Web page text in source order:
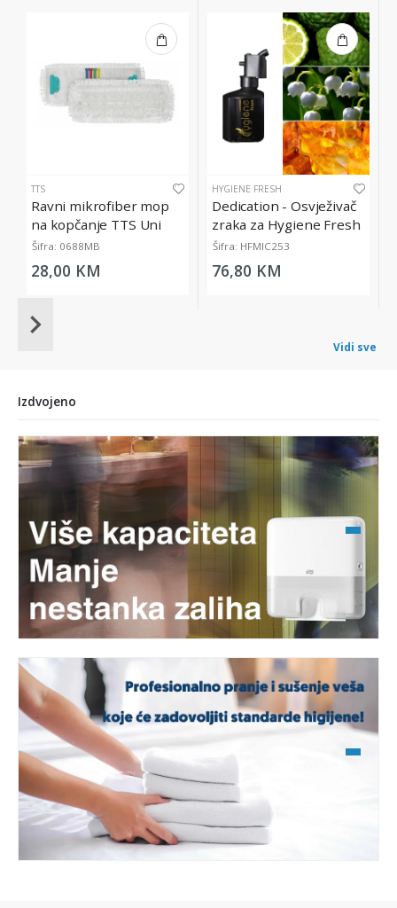
TTS
Ravni mikrofiber mop
na kopčanje TTS Uni
System
Šifra: 0688MB
28,00 KM
HYGIENE FRESH
Dedication - Osvježivač
zraka za Hygiene Fresh
Micro Diffuser, 200 ml
Šifra: HFMIC253
76,80 KM
Item
Vidi sve
Izdvojeno